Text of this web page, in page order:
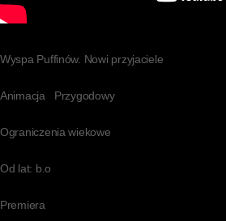
Wyspa Puffinów. Nowi przyjaciele
Animacja Przygodowy
Ograniczenia wiekowe
Od lat: b.o
Premiera